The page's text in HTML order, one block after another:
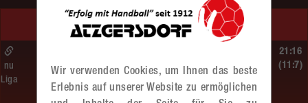
LETZTE SPIELE
MU13
BT Füchse –
MADx WAT Atzgersdorf
nu
Liga
21:16
(11:7)
Wir verwenden Cookies, um Ihnen das beste
Erlebnis auf unserer Website zu ermöglichen